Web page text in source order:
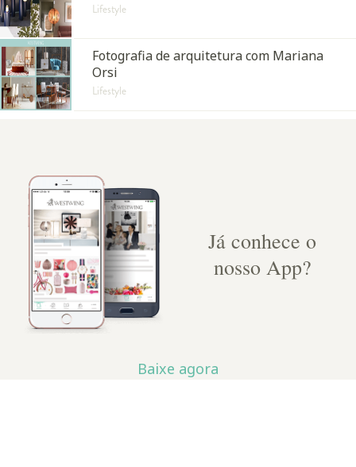
Lifestyle
Fotografia de arquitetura com Mariana
Orsi
Lifestyle
Já conhece o
nosso App?
Baixe agora